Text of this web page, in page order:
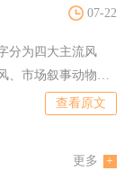
07-22
分为四大主流风
、市场叙事动物
轻趣味M查看原文
更多